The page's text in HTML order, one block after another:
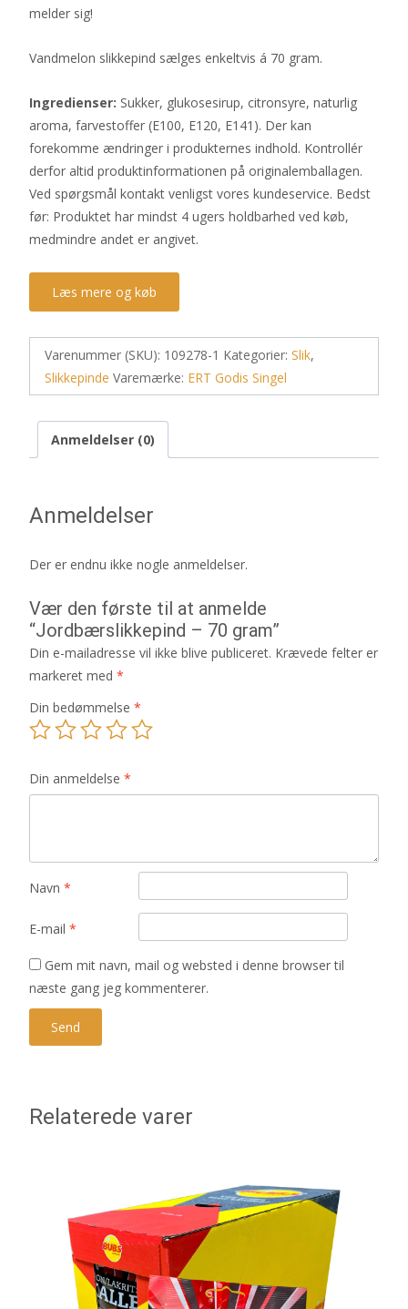
melder sig!
Vandmelon slikkepind sælges enkeltvis á 70 gram.
Ingredienser: Sukker, glukosesirup, citronsyre, naturlig
aroma, farvestoffer (E100, E120, E141). Der kan
forekomme ændringer i produkternes indhold. Kontrollér
derfor altid produktinformationen på originalemballagen.
Ved spørgsmål kontakt venligst vores kundeservice. Bedst
før: Produktet har mindst 4 ugers holdbarhed ved køb,
medmindre andet er angivet.
Læs mere og køb
Varenummer (SKU): 109278-1 Kategorier: Slik,
Slikkepinde Varemærke: ERT Godis Singel
Anmeldelser (0)
Anmeldelser
Der er endnu ikke nogle anmeldelser.
Vær den første til at anmelde
“Jordbærslikkepind – 70 gram”
Din e-mailadresse vil ikke blive publiceret. Krævede felter er
markeret med *
Din bedømmelse *
Din anmeldelse *
Navn *
E-mail *
Gem mit navn, mail og websted i denne browser til
næste gang jeg kommenterer.
Relaterede varer